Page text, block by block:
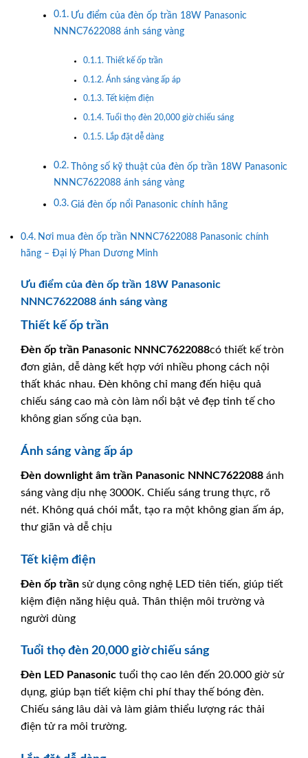
Ưu điểm của đèn ốp trần 18W Panasonic
NNNC7622088 ánh sáng vàng
Thiết kế ốp trần
Ánh sáng vàng ấp áp
Tết kiệm điện
Tuổi thọ đèn 20,000 giờ chiếu sáng
Lắp đặt dễ dàng
Thông số kỹ thuật của đèn ốp trần 18W Panasonic
NNNC7622088 ánh sáng vàng
Giá đèn ốp nổi Panasonic chính hãng
Nơi mua đèn ốp trần NNNC7622088 Panasonic chính
hãng – Đại lý Phan Dương Minh
Ưu điểm của đèn ốp trần 18W Panasonic
NNNC7622088 ánh sáng vàng
Thiết kế ốp trần
Đèn ốp trần Panasonic NNNC7622088có thiết kế tròn
đơn giản, dễ dàng kết hợp với nhiều phong cách nội
thất khác nhau. Đèn không chỉ mang đến hiệu quả
chiếu sáng cao mà còn làm nổi bật vẻ đẹp tinh tế cho
không gian sống của bạn.
Ánh sáng vàng ấp áp
Đèn downlight âm trần Panasonic NNNC7622088 ánh
sáng vàng dịu nhẹ 3000K. Chiếu sáng trung thực, rõ
nét. Không quá chói mắt, tạo ra một không gian ấm áp,
thư giãn và dễ chịu
Tết kiệm điện
Đèn ốp trần sử dụng công nghệ LED tiên tiến, giúp tiết
kiệm điện năng hiệu quả. Thân thiện môi trường và
người dùng
Tuổi thọ đèn 20,000 giờ chiếu sáng
Đèn LED Panasonic tuổi thọ cao lên đến 20.000 giờ sử
dụng, giúp bạn tiết kiệm chi phí thay thế bóng đèn.
Chiếu sáng lâu dài và làm giảm thiểu lượng rác thải
điện tử ra môi trường.